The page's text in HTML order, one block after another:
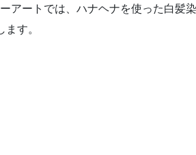
アートでは、ハナヘナを使った白髪
す。